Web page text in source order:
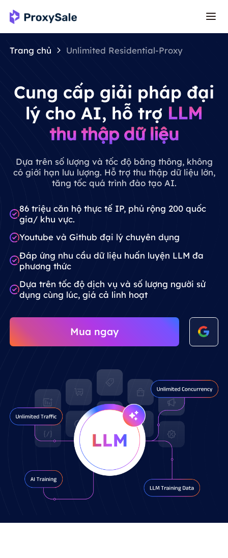
Trang chủ Unlimited Residential-Proxy
Cung cấp giải pháp đại
lý cho AI, hỗ trợ LLM
thu thập dữ liệu
Dựa trên số lượng và tốc độ băng thông, không
có giới hạn lưu lượng. Hỗ trợ thu thập dữ liệu lớn,
tăng tốc quá trình đào tạo AI.
86 triệu căn hộ thực tế IP, phủ rộng 200 quốc
gia/ khu vực.
Youtube và Github đại lý chuyên dụng
Đáp ứng nhu cầu dữ liệu huấn luyện LLM đa
phương thức
Dựa trên tốc độ dịch vụ và số lượng người sử
dụng cùng lúc, giá cả linh hoạt
Mua ngay